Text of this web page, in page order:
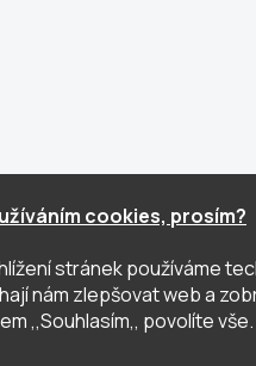
cookies, prosím?
stránek používáme
nám zlepšovat web a
,,Souhlasím,, povolíte